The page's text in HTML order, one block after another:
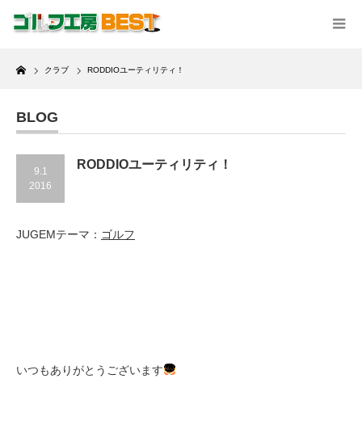
Home
クラブ RODDIOユーティリティ！
BLOG
9.1
2016
RODDIOユーティリティ！
JUGEMテーマ： ゴルフ
いつもありがとうございます